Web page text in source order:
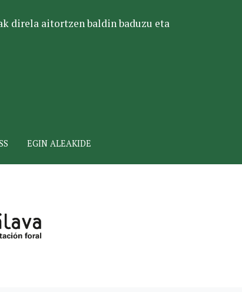
direla aitortzen baldin baduzu eta
EGIN ALEAKIDE